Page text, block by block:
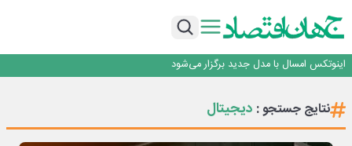
با تقاضای برق ناپایدار هوش مصنوعی خودزنی می‌کند
اینوتکس امسال با مدل جدید برگزار می‌شود
راه‌آهن موظف به ارائه برنامه برای ارتقای امنیت سایبری شد
با تقاضای برق ناپایدار هوش مصنوعی خودزنی می‌کند
نتایج جستجو : دیجیتال